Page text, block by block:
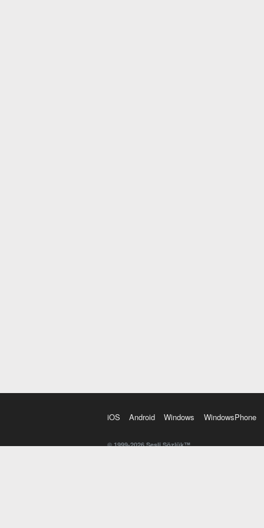
iOS Android Windows WindowsPhone
© 1999-2026 Sesli Sözlük™